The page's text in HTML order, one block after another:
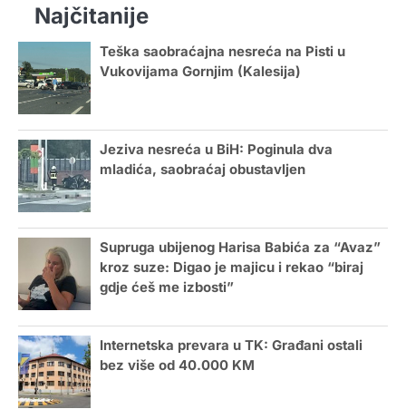
Najčitanije
Teška saobraćajna nesreća na Pisti u
Vukovijama Gornjim (Kalesija)
Jeziva nesreća u BiH: Poginula dva
mladića, saobraćaj obustavljen
Supruga ubijenog Harisa Babića za “Avaz”
kroz suze: Digao je majicu i rekao “biraj
gdje ćeš me izbosti”
Internetska prevara u TK: Građani ostali
bez više od 40.000 KM